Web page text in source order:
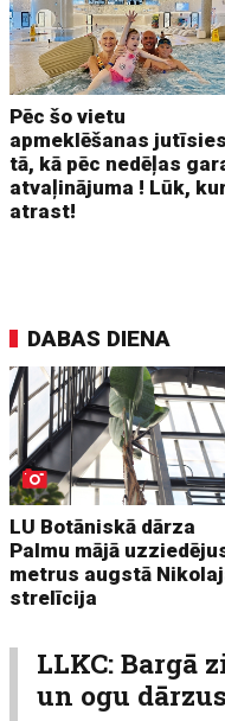
Pēc šo vietu
apmeklēšanas jutīsies
tā, kā pēc nedēļas
atvaļinājuma ! Lūk,
atrast!
DABAS DIENA
LU Botāniskā dārza
Palmu mājā
metrus augstā
strelīcija
LLKC: Bargā
un ogu dārzus